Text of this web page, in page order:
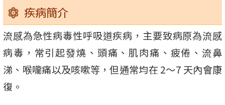
疾病簡介
流感為急性病毒性呼吸道疾病，主要致病原為流感
病毒，常引起發燒、頭痛、肌肉痛、疲倦、流鼻
涕、喉嚨痛以及咳嗽等，但通常均在 2～7 天內會康
復。